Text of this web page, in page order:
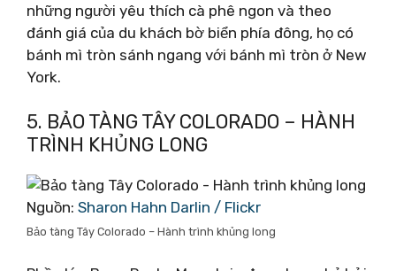
những người yêu thích cà phê ngon và theo
đánh giá của du khách bờ biển phía đông, họ có
bánh mì tròn sánh ngang với bánh mì tròn ở New
York.
5. BẢO TÀNG TÂY COLORADO – HÀNH
TRÌNH KHỦNG LONG
Nguồn: Sharon Hahn Darlin / Flickr
Bảo tàng Tây Colorado – Hành trình khủng long